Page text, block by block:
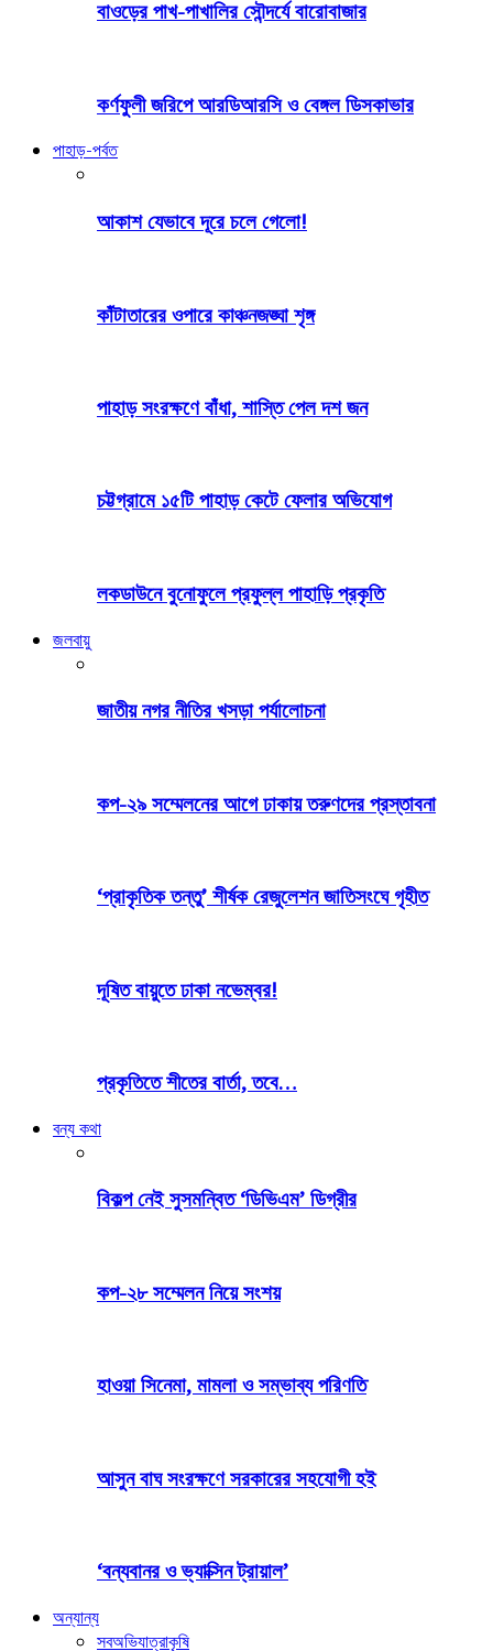
বাওড়ের পাখ-পাখালির সৌন্দর্যে বারোবাজার
কর্ণফুলী জরিপে আরডিআরসি ও বেঙ্গল ডিসকাভার
পাহাড়-পর্বত
আকাশ যেভাবে দূরে চলে গেলো!
কাঁটাতারের ওপারে কাঞ্চনজঙ্ঘা শৃঙ্গ
পাহাড় সংরক্ষণে বাঁধা, শাস্তি পেল দশ জন
চট্টগ্রামে ১৫টি পাহাড় কেটে ফেলার অভিযোগ
লকডাউনে বুনোফুলে প্রফুল্ল পাহাড়ি প্রকৃতি
জলবায়ু
জাতীয় নগর নীতির খসড়া পর্যালোচনা
কপ-২৯ সম্মেলনের আগে ঢাকায় তরুণদের প্রস্তাবনা
‘প্রাকৃতিক তন্তু’ শীর্ষক রেজুলেশন জাতিসংঘে গৃহীত
দূষিত বায়ুতে ঢাকা নভেম্বর!
প্রকৃতিতে শীতের বার্তা, তবে…
বন্য কথা
বিকল্প নেই সুসমন্বিত ‘ডিভিএম’ ডিগ্রীর
কপ-২৮ সম্মেলন নিয়ে সংশয়
হাওয়া সিনেমা, মামলা ও সম্ভাব্য পরিণতি
আসুন বাঘ সংরক্ষণে সরকারের সহযোগী হই
‘বন্যবানর ও ভ্যাক্সিন ট্রায়াল’
অন্যান্য
সবঅভিযাত্রাকৃষি